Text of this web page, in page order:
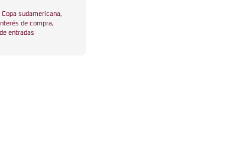
Copa sudamericana,
de compra,
entradas